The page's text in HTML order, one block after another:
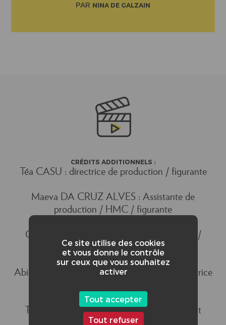
PAR NINA DE GALZAIN
CRÉDITS ADDITIONNELS :
Téa CASU : directrice de production / figurante
Maeva DA CRUZ ALVES : Assistante de
production / HMC / figurante
Caroline SAMAT : Cheffe opérateur image /
cadreur / monteuse
Abigail NOUGAROLIS : 1er assistante réalisatrice
Théo JACQUET : Chef électricien / figurant
Ce site utilise des cookies
et vous donne le contrôle
sur ceux que vous souhaitez
activer
Tout accepter
Tout refuser